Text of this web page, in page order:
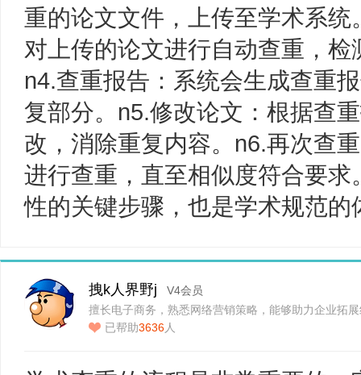
重的论文文件，上传至学术系
对上传的论文进行自动查重，
n4.查重报告：系统会生成查重
复部分。n5.修改论文：根据查
改，消除重复内容。n6.再次查
进行查重，直至相似度符合要
性的关键步骤，也是学术规范的
拽k人界野j
V4会员
擅长电子商务，熟悉网络营销策略，能够助力企业拓
已帮助3636人